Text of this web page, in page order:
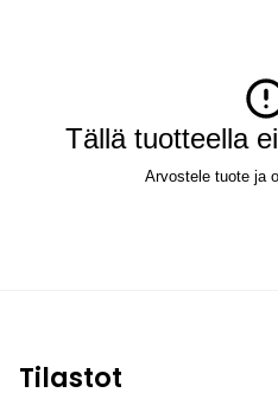
Tällä tuotteella
Arvostele tuote ja
Tilastot